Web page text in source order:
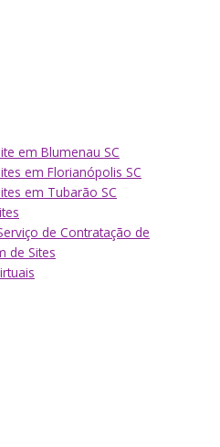
em Blumenau SC
em Florianópolis SC
em Tubarão SC
de Contratação de
de Sites